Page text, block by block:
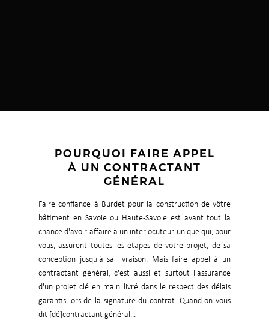
POURQUOI FAIRE APPEL
À UN CONTRACTANT
GÉNÉRAL
Faire confiance à Burdet pour la construction de vôtre
bâtiment en Savoie ou Haute-Savoie est avant tout la
chance d'avoir affaire à un interlocuteur unique qui, pour
vous, assurent toutes les étapes de votre projet, de sa
conception jusqu'à sa livraison. Mais faire appel à un
contractant général, c'est aussi et surtout l'assurance
d'un projet clé en main livré dans le respect des délais
garantis lors de la signature du contrat. Quand on vous
dit [dé]contractant général...